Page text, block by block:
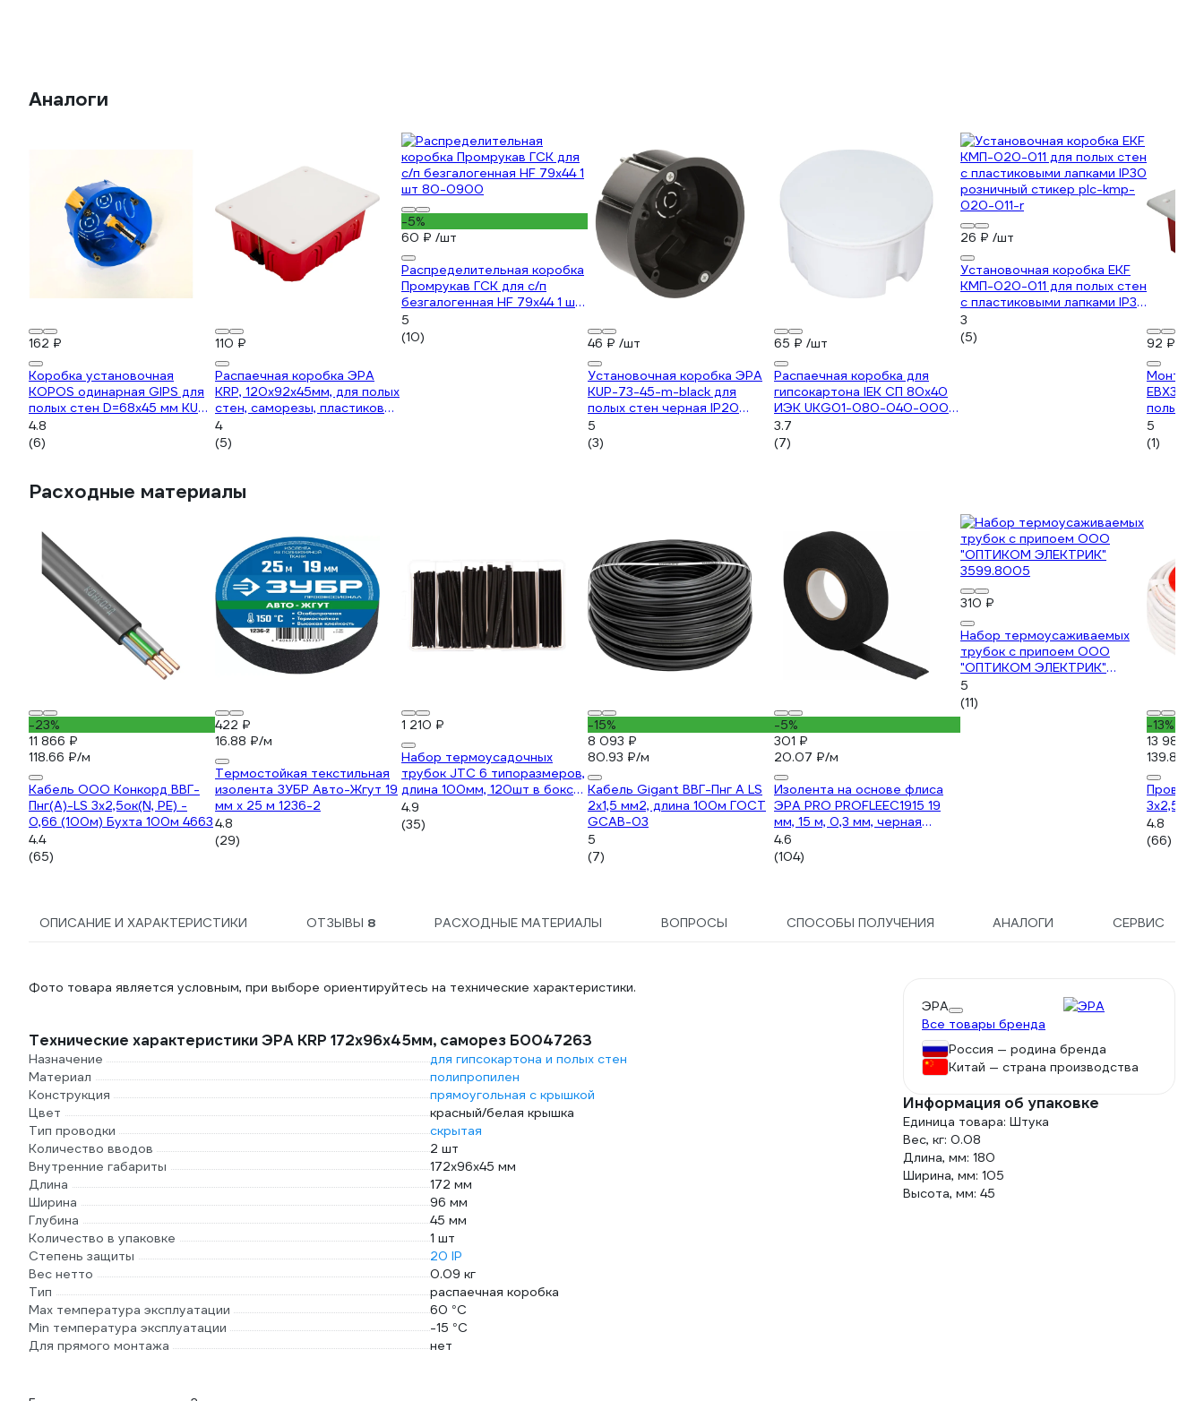
Аналоги
162 ₽
Коробка установочная
KOPOS одинарная GIPS для
полых стен D=68x45 мм KUG-
68-45/1 (NA) комплект 12 шт
KU-G-68-45-1-NA
4.8
(6)
110 ₽
Распаечная коробка ЭРА
KRP, 120х92х45мм, для полых
стен, саморезы, пластиковые
лапки, крышка Б0047262
4
(5)
-5%
60 ₽ /шт
Распределительная коробка
Промрукав ГСК для с/п
безгалогенная HF 79х44 1 шт
80-0900
5
(10)
46 ₽ /шт
Установочная коробка ЭРА
KUP-73-45-m-black для
полых стен черная IP20
Б0052724
5
(3)
65 ₽ /шт
Распаечная коробка для
гипсокартона IEK СП 80x40
ИЭК UKG01-080-040-000-
M
3.7
(7)
26 ₽ /шт
Установочная коробка EKF
КМП-020-011 для полых стен
с пластиковыми лапками IP30
розничный стикер plc-kmp-
020-011-r
3
(5)
92 ₽
EBX30-
полых
5
(1)
Расходные материалы
-23%
11 866 ₽
118.66 ₽/м
Кабель ООО Конкорд ВВГ-
Пнг(А)-LS 3x2,5ок(N, PE) -
0,66 (100м) Бухта 100м 4663
4.4
(65)
422 ₽
16.88 ₽/м
Термостойкая текстильная
изолента ЗУБР Авто-Жгут 19
мм х 25 м 1236-2
4.8
(29)
1 210 ₽
Набор термоусадочных
трубок JTC 6 типоразмеров,
длина 100мм, 120шт в боксе
-2034 694153
4.9
(35)
-15%
8 093 ₽
80.93 ₽/м
Кабель Gigant ВВГ-Пнг А LS
2x1,5 мм2, длина 100м ГОСТ
GCAB-03
5
(7)
-5%
301 ₽
20.07 ₽/м
Изолента на основе флиса
ЭРА PRO PROFLEEC1915 19
мм, 15 м, 0,3 мм, черная
Б0057181
4.6
(104)
310 ₽
Набор термоусаживаемых
трубок с припоем ООО
"ОПТИКОМ ЭЛЕКТРИК"
3599.8005
5
(11)
-13%
13 983 ₽
139.83
Провод
3х2,5
4.8
(66)
ОПИСАНИЕ И ХАРАКТЕРИСТИКИ ОТЗЫВЫ 8 РАСХОДНЫЕ МАТЕРИАЛЫ ВОПРОСЫ СПОСОБЫ ПОЛУЧЕНИЯ АНАЛОГИ СЕРВИС
Фото товара является условным, при выборе ориентируйтесь на технические характеристики.
Технические характеристики ЭРА KRP 172х96х45мм, саморез Б0047263
Назначение
для гипсокартона и полых стен
Материал
полипропилен
Конструкция
прямоугольная с крышкой
Цвет
красный/белая крышка
Тип проводки
скрытая
Количество вводов
2 шт
Внутренние габариты
172х96х45 мм
Длина
172 мм
Ширина
96 мм
Глубина
45 мм
Количество в упаковке
1 шт
Степень защиты
20 IP
Вес нетто
0.09 кг
Тип
распаечная коробка
Max температура эксплуатации
60 °С
Min температура эксплуатации
-15 °С
Для прямого монтажа
нет
ЭРА
Все товары бренда
Россия — родина бренда
Китай — страна производства
Информация об упаковке
Единица товара: Штука
Вес, кг: 0.08
Длина, мм: 180
Ширина, мм: 105
Высота, мм: 45